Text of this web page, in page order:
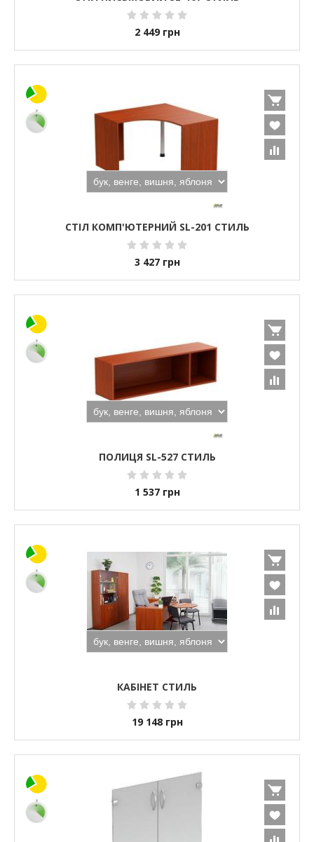
2 449 грн
СТІЛ КОМП'ЮТЕРНИЙ SL-201 СТИЛЬ
3 427 грн
ПОЛИЦЯ SL-527 СТИЛЬ
1 537 грн
КАБІНЕТ СТИЛЬ
19 148 грн